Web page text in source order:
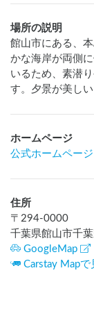
場所の説明
館山市にある、
かな海岸が両側
いるため、素潜
す。夕景が美し
ホームページ
公式ホームペー
住所
〒 294-0000
千葉県館山市千
GoogleMap
Carstay Mapで